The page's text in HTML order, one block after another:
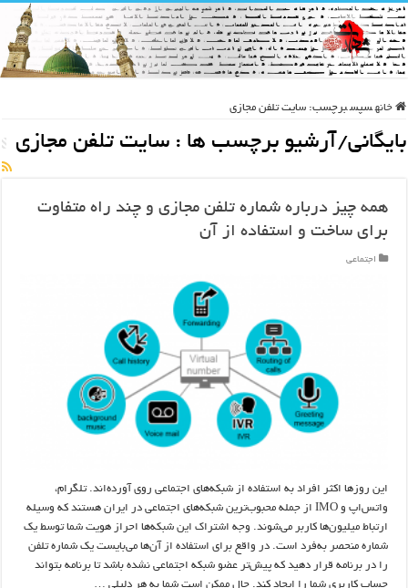
خانه سپس برچسب: سایت تلفن مجازی
بایگانی/آرشیو برچسب ها : سایت تلفن مجازی
همه چیز درباره شماره تلفن مجازی و چند راه متفاوت
برای ساخت و استفاده از آن
اجتماعی
این روزها اکثر افراد به استفاده از شبکه‌های اجتماعی روی آورده‌اند. تلگرام،
واتس‌اپ و IMO از جمله محبوب‌ترین شبکه‌های اجتماعی در ایران هستند که وسیله
ارتباط میلیون‌ها کاربر می‌شوند. وجه اشتراک این شبکه‌ها احراز هویت شما توسط یک
شماره منحصر به‌فرد است. در واقع برای استفاده از آن‌ها می‌بایست یک شماره تلفن
را در برنامه قرار دهید که پیش‌تر عضو شبکه اجتماعی نشده باشد تا برنامه بتواند
حساب کاربری شما را ایجاد کند. حال ممکن است شما به هر دلیلی …